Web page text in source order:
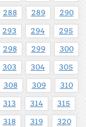
288 289 290
293 294 295
298 299 300
303 304 305
308 309 310
313 314 315
318 319 320